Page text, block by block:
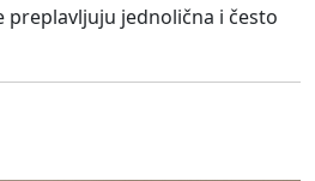
preplavljuju jednolična i često